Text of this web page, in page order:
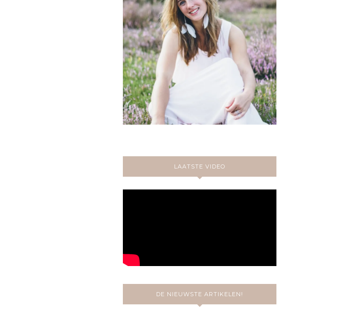
LAATSTE VIDEO
DE NIEUWSTE ARTIKELEN!